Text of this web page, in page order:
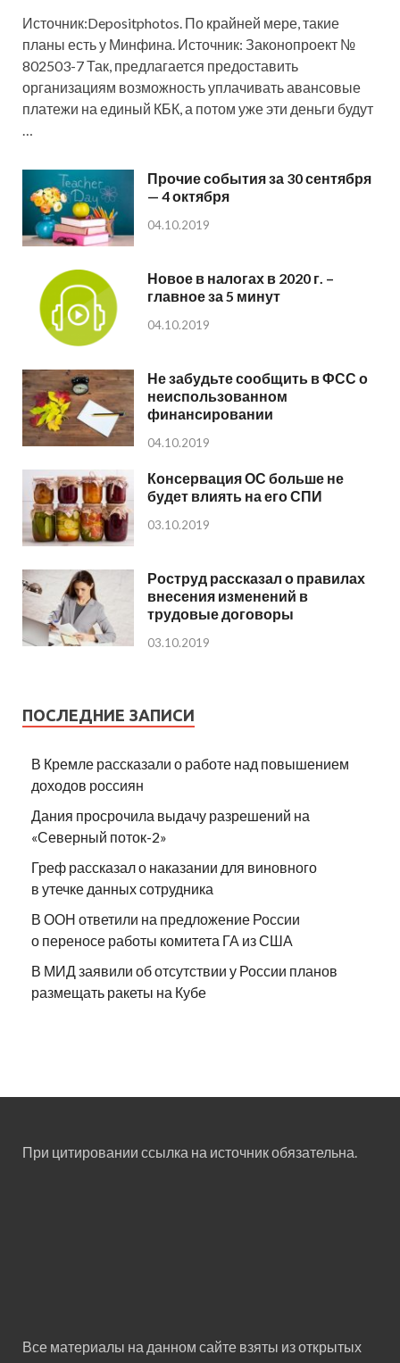
Источник:Depositphotos. По крайней мере, такие
планы есть у Минфина. Источник: Законопроект №
802503-7 Так, предлагается предоставить
организациям возможность уплачивать авансовые
платежи на единый КБК, а потом уже эти деньги будут
…
Прочие события за 30 сентября
— 4 октября
04.10.2019
Новое в налогах в 2020 г. –
главное за 5 минут
04.10.2019
Не забудьте сообщить в ФСС о
неиспользованном
финансировании
04.10.2019
Консервация ОС больше не
будет влиять на его СПИ
03.10.2019
Роструд рассказал о правилах
внесения изменений в
трудовые договоры
03.10.2019
ПОСЛЕДНИЕ ЗАПИСИ
В Кремле рассказали о работе над повышением
доходов россиян
Дания просрочила выдачу разрешений на
«Северный поток-2»
Греф рассказал о наказании для виновного
в утечке данных сотрудника
В ООН ответили на предложение России
о переносе работы комитета ГА из США
В МИД заявили об отсутствии у России планов
размещать ракеты на Кубе
При цитировании ссылка на источник обязательна.
Все материалы на данном сайте взяты из открытых